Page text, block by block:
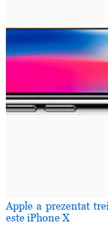
Apple a prezentat
este iPhone X